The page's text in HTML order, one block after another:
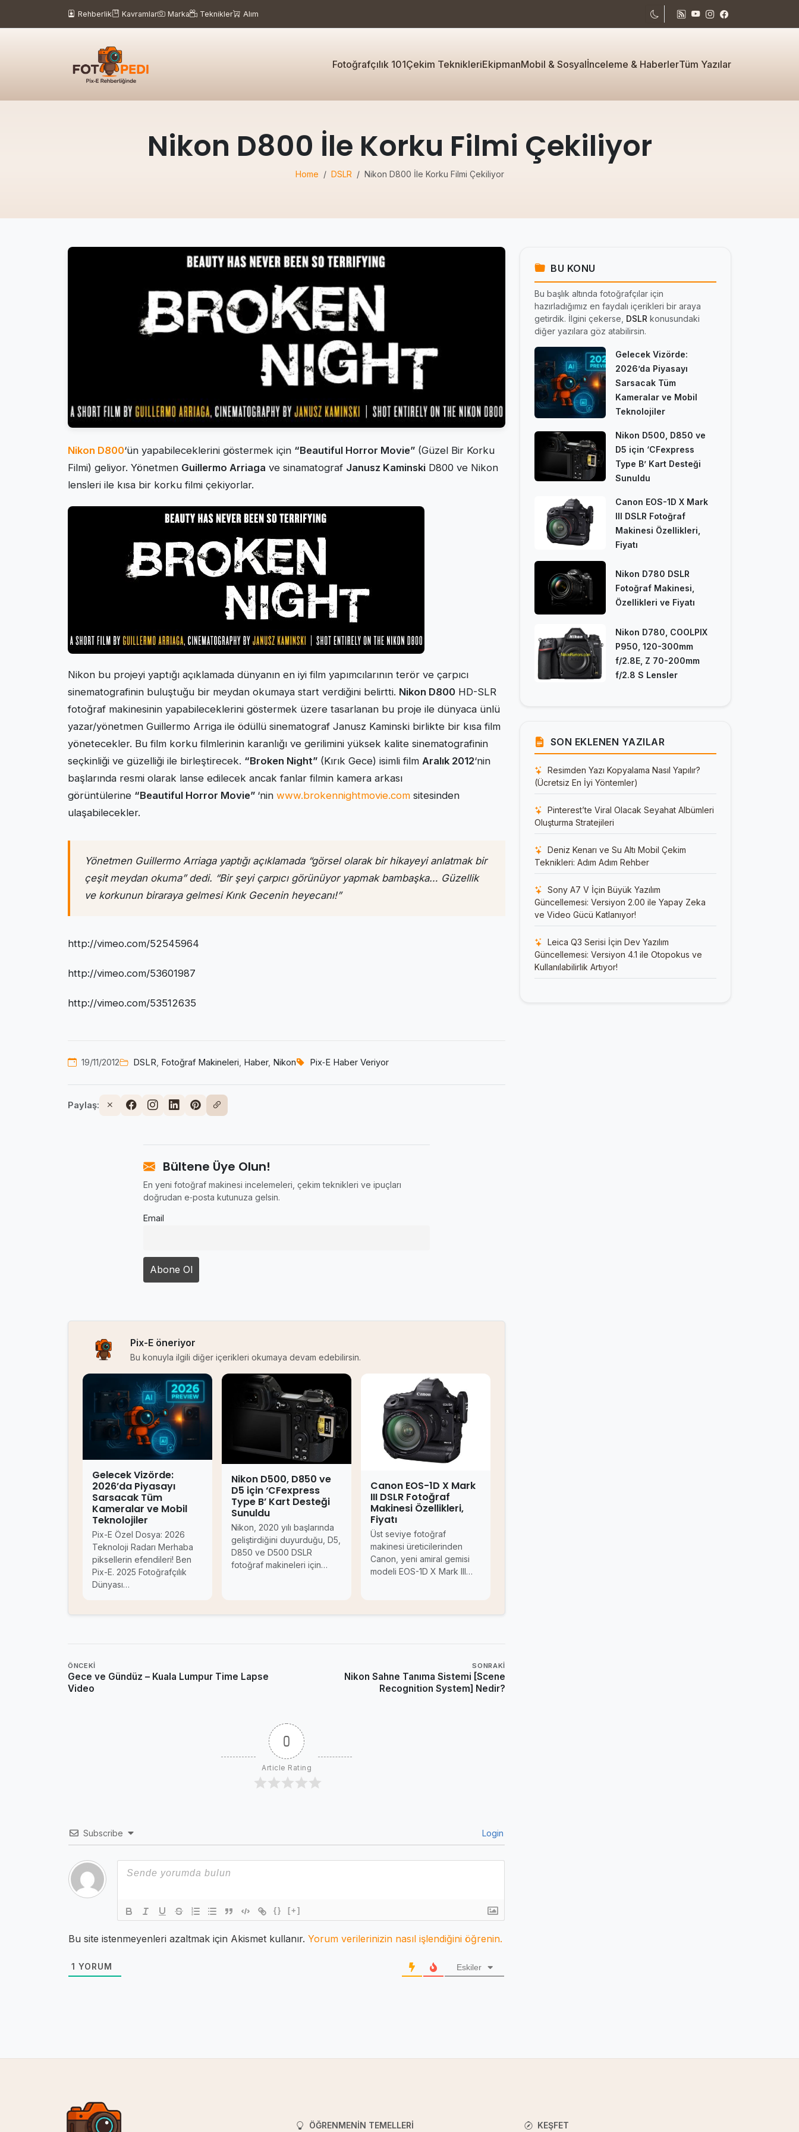
Rehberlik Kavramlar Marka Teknikler Alım
Fotoğrafçılık 101Çekim TeknikleriEkipmanMobil & Sosyalİnceleme & HaberlerTüm Yazılar
Nikon D800 İle Korku Filmi Çekiliyor
Home DSLR Nikon D800 İle Korku Filmi Çekiliyor
Nikon D800‘ün yapabileceklerini göstermek için “Beautiful Horror Movie” (Güzel Bir Korku
Filmi) geliyor. Yönetmen Guillermo Arriaga ve sinamatograf Janusz Kaminski D800 ve Nikon
lensleri ile kısa bir korku filmi çekiyorlar.
Nikon bu projeyi yaptığı açıklamada dünyanın en iyi film yapımcılarının terör ve çarpıcı
sinematografinin buluştuğu bir meydan okumaya start verdiğini belirtti. Nikon D800 HD-SLR
fotoğraf makinesinin yapabileceklerini göstermek üzere tasarlanan bu proje ile dünyaca ünlü
yazar/yönetmen Guillermo Arriga ile ödüllü sinematograf Janusz Kaminski birlikte bir kısa film
yönetecekler. Bu film korku filmlerinin karanlığı ve gerilimini yüksek kalite sinematografinin
seçkinliği ve güzelliği ile birleştirecek. “Broken Night” (Kırık Gece) isimli film Aralık 2012‘nin
başlarında resmi olarak lanse edilecek ancak fanlar filmin kamera arkası
görüntülerine “Beautiful Horror Movie” ‘nin www.brokennightmovie.com sitesinden
ulaşabilecekler.
Yönetmen Guillermo Arriaga yaptığı açıklamada “görsel olarak bir hikayeyi anlatmak bir
çeşit meydan okuma” dedi. “Bir şeyi çarpıcı görünüyor yapmak bambaşka… Güzellik
ve korkunun biraraya gelmesi Kırık Gecenin heyecanı!”
http://vimeo.com/52545964
http://vimeo.com/53601987
http://vimeo.com/53512635
19/11/2012 DSLR, Fotoğraf Makineleri, Haber, Nikon Pix‑E Haber Veriyor
Paylaş:
Bültene Üye Olun!
En yeni fotoğraf makinesi incelemeleri, çekim teknikleri ve ipuçları
doğrudan e‑posta kutunuza gelsin.
Email
Pix-E öneriyor
Bu konuyla ilgili diğer içerikleri okumaya devam edebilirsin.
Gelecek Vizörde:
2026’da Piyasayı
Sarsacak Tüm
Kameralar ve Mobil
Teknolojiler
Pix-E Özel Dosya: 2026
Teknoloji Radarı Merhaba
piksellerin efendileri! Ben
Pix-E. 2025 Fotoğrafçılık
Dünyası…
Nikon D500, D850 ve
D5 için ‘CFexpress
Type B’ Kart Desteği
Sunuldu
Nikon, 2020 yılı başlarında
geliştirdiğini duyurduğu, D5,
D850 ve D500 DSLR
fotoğraf makineleri için…
Canon EOS-1D X Mark
III DSLR Fotoğraf
Makinesi Özellikleri,
Fiyatı
Üst seviye fotoğraf
makinesi üreticilerinden
Canon, yeni amiral gemisi
modeli EOS-1D X Mark III…
ÖNCEKI
Gece ve Gündüz – Kuala Lumpur Time Lapse
Video
SONRAKI
Nikon Sahne Tanıma Sistemi [Scene
Recognition System] Nedir?
0
Article Rating
Subscribe Login
{} [+]
Bu site istenmeyenleri azaltmak için Akismet kullanır. Yorum verilerinizin nasıl işlendiğini öğrenin.
1 YORUM Eskiler
BU KONU
Bu başlık altında fotoğrafçılar için
hazırladığımız en faydalı içerikleri bir araya
getirdik. İlgini çekerse, DSLR konusundaki
diğer yazılara göz atabilirsin.
Gelecek Vizörde:
2026’da Piyasayı
Sarsacak Tüm
Kameralar ve Mobil
Teknolojiler
Nikon D500, D850 ve
D5 için ‘CFexpress
Type B’ Kart Desteği
Sunuldu
Canon EOS-1D X Mark
III DSLR Fotoğraf
Makinesi Özellikleri,
Fiyatı
Nikon D780 DSLR
Fotoğraf Makinesi,
Özellikleri ve Fiyatı
Nikon D780, COOLPIX
P950, 120-300mm
f/2.8E, Z 70-200mm
f/2.8 S Lensler
SON EKLENEN YAZILAR
Resimden Yazı Kopyalama Nasıl Yapılır?
(Ücretsiz En İyi Yöntemler)
Pinterest’te Viral Olacak Seyahat Albümleri
Oluşturma Stratejileri
Deniz Kenarı ve Su Altı Mobil Çekim
Teknikleri: Adım Adım Rehber
Sony A7 V İçin Büyük Yazılım
Güncellemesi: Versiyon 2.00 ile Yapay Zeka
ve Video Gücü Katlanıyor!
Leica Q3 Serisi İçin Dev Yazılım
Güncellemesi: Versiyon 4.1 ile Otopokus ve
Kullanılabilirlik Artıyor!
ÖĞRENMENIN TEMELLERI KEŞFET